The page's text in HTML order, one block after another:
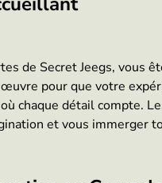
de Secret Jeegs, vous
pour que votre
chaque détail compte.
et vous immerger